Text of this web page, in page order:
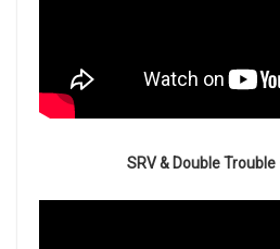
SRV & Double Trouble